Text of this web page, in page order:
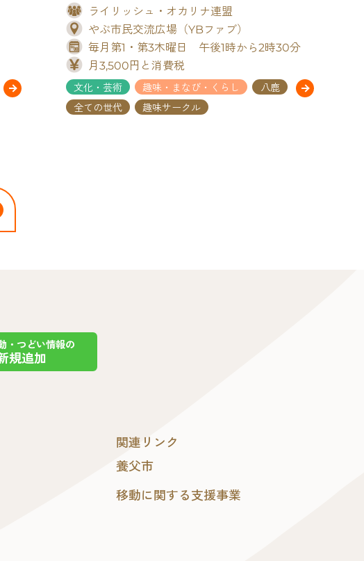
ライリッシュ・オカリナ連盟
やぶ市民交流広場（YBファブ）
毎月第1・第3木曜日 午後1時から2時30分
月3,500円と消費税
文化・芸術 趣味・まなび・くらし
八鹿
全ての世代
趣味サークル
・つどい情報の
規追加
関連リンク
養父市
移動に関する支援事業